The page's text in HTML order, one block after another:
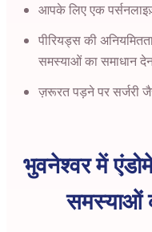
आपके लिए एक
पीरियड्स की
समस्याओं का समाधान
ज़रूरत पड़ने पर सर्जरी
भुवनेश्वर में
समस्याओं